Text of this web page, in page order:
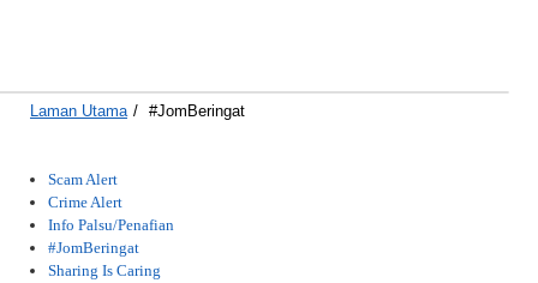
Laman Utama / #JomBeringat
Scam Alert
Crime Alert
Info Palsu/Penafian
#JomBeringat
Sharing Is Caring